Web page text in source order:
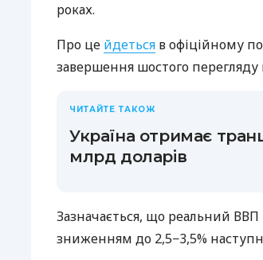
роках.
Про це йдеться в офіційному
завершення шостого перегляду
ЧИТАЙТЕ ТАКОЖ
Україна отримає
млрд доларів
Зазначається, що реальний ВВП
зниженням до 2,5−3,5%